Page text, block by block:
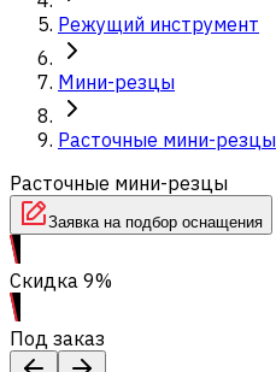
Режущий инструмент
Мини-резцы
Расточные мини-резцы
Расточные мини-резцы
Заявка на подбор оснащения
Скидка 9%
Под заказ